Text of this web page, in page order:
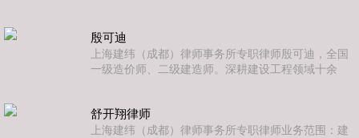
擅长企业综合业务、困境企业拯救与庭外债务重组、
破产重整与清算，以及建设工程、房地产、自然资源
与基础设施等领域的非诉与争议解决，具备扎实的法
殷可迪
上海建纬（成都）律师事务所专职律师殷可迪，全国
一级造价师、二级建造师。深耕建设工程领域十余
计的全链条从业视角，深谙建设工程全流程业务规
范、合同履约规则及行业实操惯例。曾长期牵头承办
舒开翔律师
上海建纬（成都）律师事务所专职律师业务范围：建